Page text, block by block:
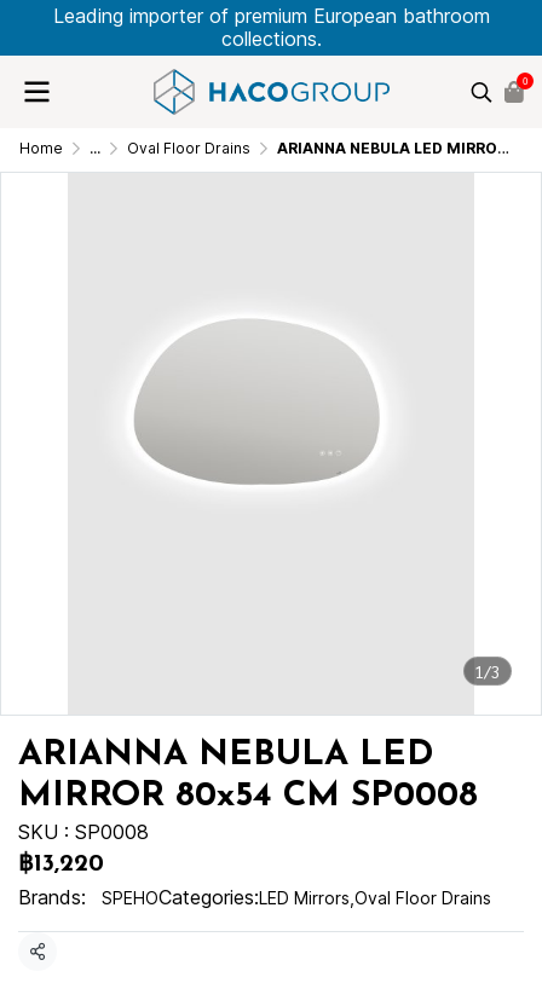
Leading importer of premium European bathroom
collections.
0
Home ... Oval Floor Drains ARIANNA NEBULA LED MIRROR 80x54 CM SP0008
1/3
ARIANNA NEBULA LED
MIRROR 80x54 CM SP0008
SKU : SP0008
฿13,220
Brands:
SPEHOCategories:LED Mirrors Oval Floor Drains
Share